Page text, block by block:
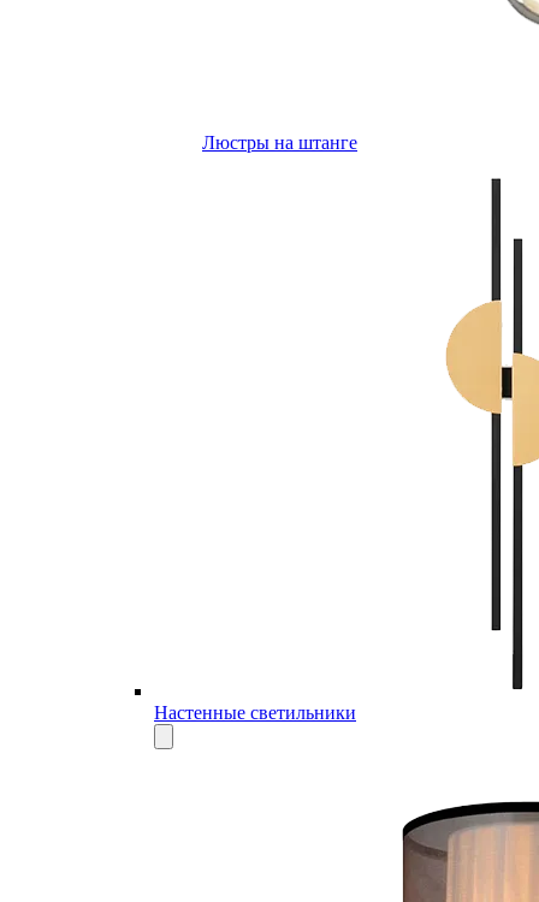
Люстры на штанге
Настенные светильники